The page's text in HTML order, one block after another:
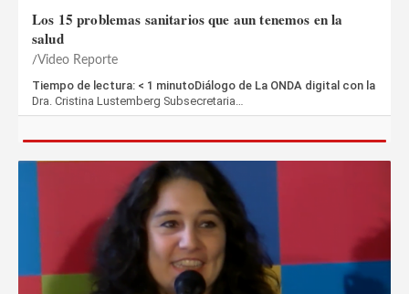
Los 15 problemas sanitarios que aun tenemos en la
salud
Video Reporte
Tiempo de lectura: < 1 minutoDiálogo de La ONDA digital con la
Dra. Cristina Lustemberg Subsecretaria…